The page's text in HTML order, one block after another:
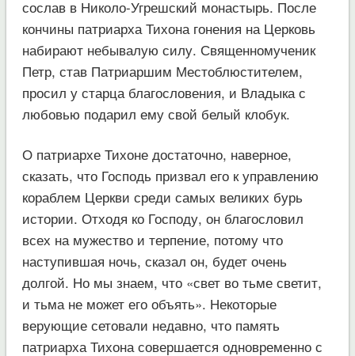
сослав в Николо-Угрешский монастырь. После
кончины патриарха Тихона гонения на Церковь
набирают небывалую силу. Священномученик
Петр, став Патриаршим Местоблюстителем,
просил у старца благословения, и Владыка с
любовью подарил ему свой белый клобук.
О патриархе Тихоне достаточно, наверное,
сказать, что Господь призвал его к управлению
кораблем Церкви среди самых великих бурь
истории. Отходя ко Господу, он благословил
всех на мужество и терпение, потому что
наступившая ночь, сказал он, будет очень
долгой. Но мы знаем, что «свет во тьме светит,
и тьма не может его объять». Некоторые
верующие сетовали недавно, что память
патриарха Тихона совершается одновременно с